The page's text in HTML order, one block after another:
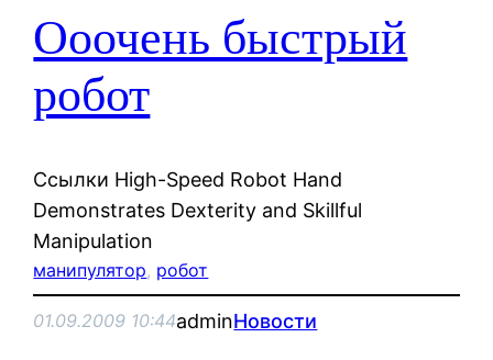
Ооочень быстрый
робот
Ссылки High-Speed Robot Hand
Demonstrates Dexterity and Skillful
Manipulation
манипулятор, робот
01.09.2009 10:44adminНовости